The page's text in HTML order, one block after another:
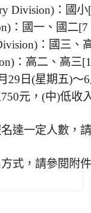
Division)：國
：國一、國二
：國三
：高二、高三
29日(星期五)～
元，(中)低收
達一定人數，
式，請參閱附